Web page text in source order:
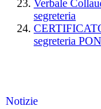
Verbale
segreteria
segreteria
Notizie